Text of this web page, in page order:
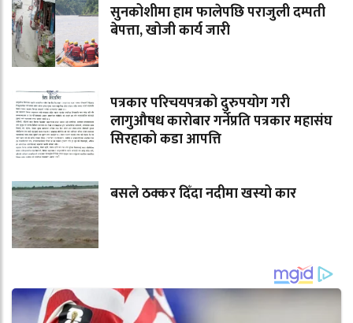
सुनकोशीमा हाम फालेपछि पराजुली दम्पती
बेपत्ता, खोजी कार्य जारी
पत्रकार परिचयपत्रको दुरुपयोग गरी
लागुऔषध कारोबार गर्नेप्रति पत्रकार महासंघ
सिरहाको कडा आपत्ति
बसले ठक्कर दिँदा नदीमा खस्यो कार